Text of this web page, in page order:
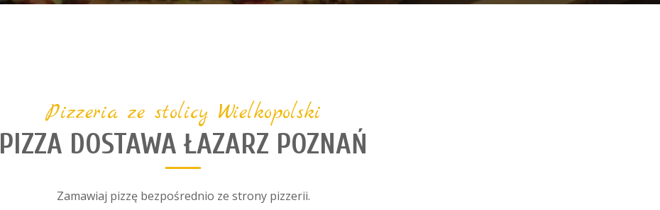
Pizzeria ze stolicy Wielkopolski
PIZZA DOSTAWA ŁAZARZ POZNAŃ
Zamawiaj pizzę bezpośrednio ze strony pizzerii.